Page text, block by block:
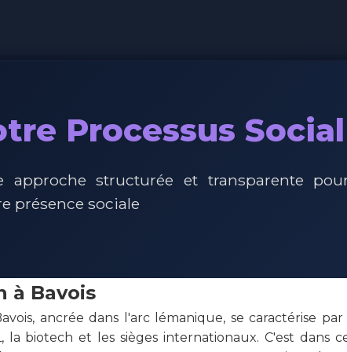
Processus
approche structurée et transparente
présence sociale
à Bavois
ancrée dans l'arc lémanique, se caractérise
la biotech et les sièges internationaux. C'est dans